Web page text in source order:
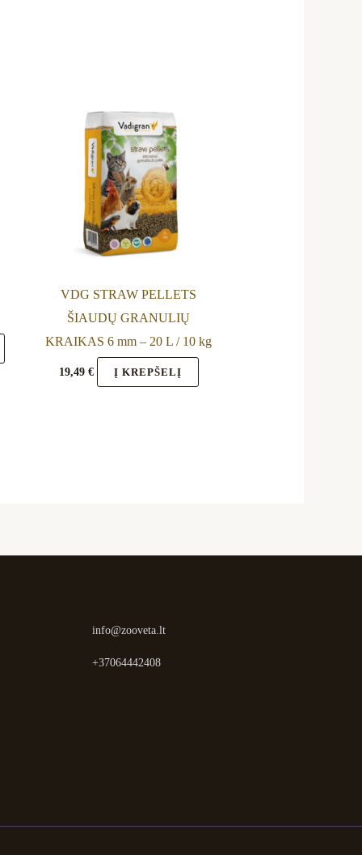
VDG STRAW PELLETS
ŠIAUDŲ GRANULIŲ
KRAIKAS 6 mm – 20 L / 10 kg
19,49 € Į KREPŠELĮ
info@zooveta.lt
+37064442408